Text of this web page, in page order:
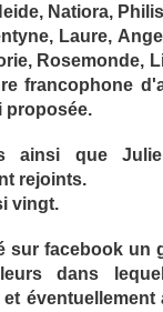
Natiora,
Laure,
Rosemonde,
francophone
proposée.
ainsi que
rejoints.
vingt.
sur facebook un
dans